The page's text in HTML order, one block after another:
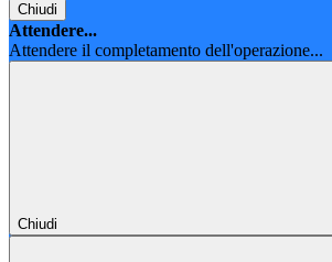
Chiudi
Attendere...
Attendere il completamento dell'operazione...
Chiudi